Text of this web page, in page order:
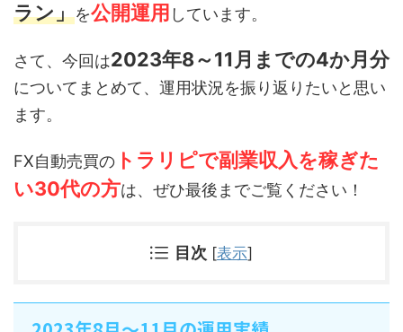
ラン」を公開運用 しています。
さて、今回は2023年8～11月までの4か月分
についてまとめて、運用状況を振り返りたいと思い
ます。
FX自動売買の トラリピで副業収入を稼ぎた
い30代の方は、ぜひ最後までご覧ください！
目次 [表示]